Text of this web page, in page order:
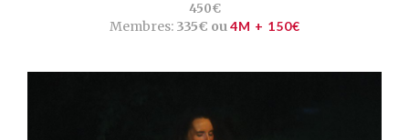
450€
Membres:335€ ou4M + 150€